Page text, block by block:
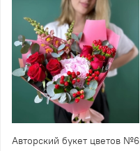
Авторский букет цветов №6